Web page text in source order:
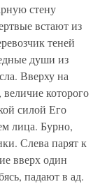
стену
встают из
теней
души из
Вверху на
которого
силой Его
лица. Бурно,
Слева парят к
вверх один
падают в ад.